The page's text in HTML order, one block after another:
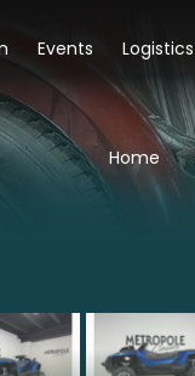
Events Logistics
Home